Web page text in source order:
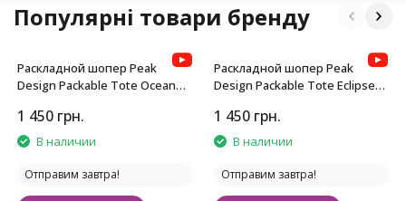
Популярні товари бренду
Раскладной шопер Peak
Design Packable Tote Ocean
1 450 грн.
В наличии
Отправим завтра!
Раскладной шопер Peak
Design Packable Tote Eclipse
1 450 грн.
В наличии
Отправим завтра!